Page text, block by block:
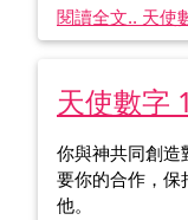
閱讀全文.. 天使
天使數字
你與神共同創造
要你的合作，保
他。